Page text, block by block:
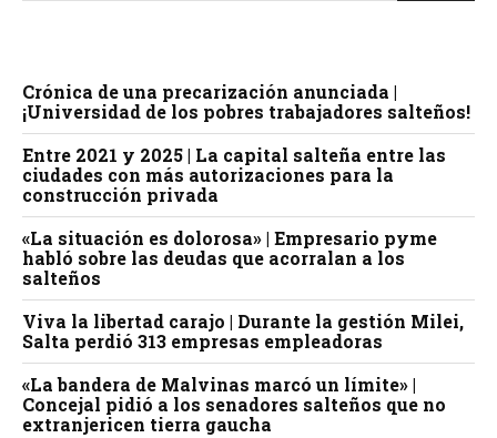
Crónica de una precarización anunciada |
¡Universidad de los pobres trabajadores salteños!
Entre 2021 y 2025 | La capital salteña entre las
ciudades con más autorizaciones para la
construcción privada
«La situación es dolorosa» | Empresario pyme
habló sobre las deudas que acorralan a los
salteños
Viva la libertad carajo | Durante la gestión Milei,
Salta perdió 313 empresas empleadoras
«La bandera de Malvinas marcó un límite» |
Concejal pidió a los senadores salteños que no
extranjericen tierra gaucha